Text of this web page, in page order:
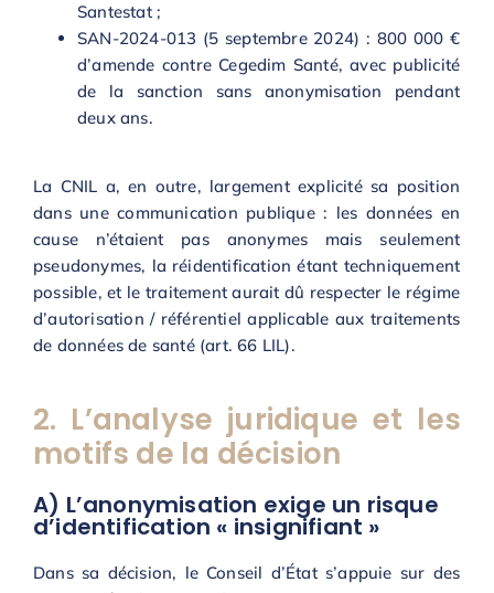
Santestat ;
SAN-2024-013 (5 septembre 2024) : 800 000 €
d’amende contre Cegedim Santé, avec publicité
de la sanction sans anonymisation pendant
deux ans.
La CNIL a, en outre, largement explicité sa position
dans une communication publique : les données en
cause n’étaient pas anonymes mais seulement
pseudonymes, la réidentification étant techniquement
possible, et le traitement aurait dû respecter le régime
d’autorisation / référentiel applicable aux traitements
de données de santé (art. 66 LIL).
2. L’analyse juridique et les
motifs de la décision
A) L’anonymisation exige un risque
d’identification « insignifiant »
Dans sa décision, le Conseil d’État s’appuie sur des